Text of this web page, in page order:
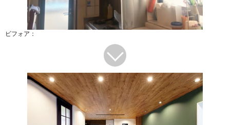
ビフォア：